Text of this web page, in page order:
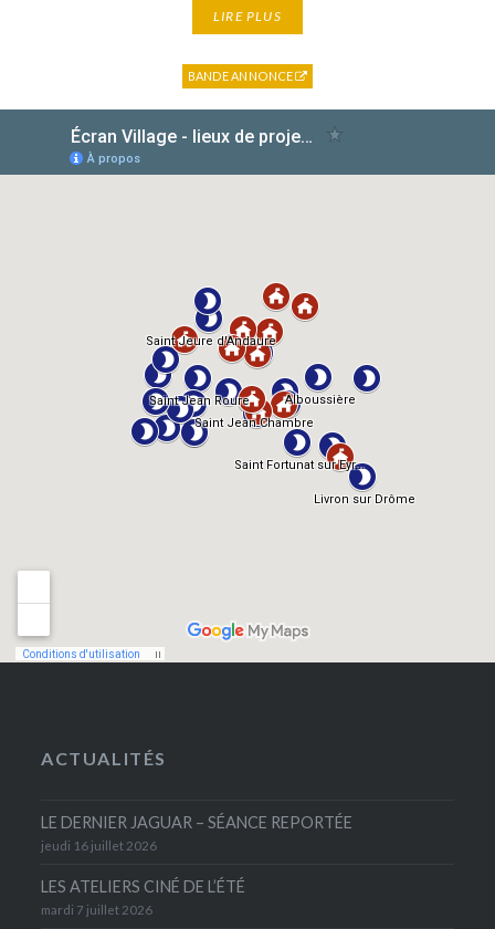
LIRE PLUS
BANDE ANNONCE
ACTUALITÉS
LE DERNIER JAGUAR – SÉANCE REPORTÉE
jeudi 16 juillet 2026
LES ATELIERS CINÉ DE L’ÉTÉ
mardi 7 juillet 2026